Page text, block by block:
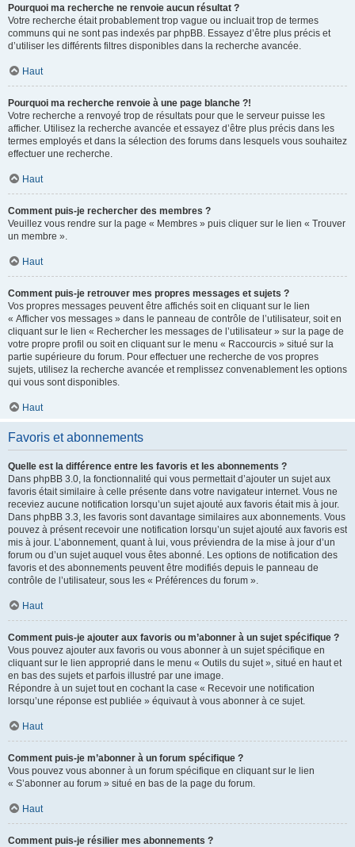
Pourquoi ma recherche ne renvoie aucun résultat ?
Votre recherche était probablement trop vague ou incluait trop de termes
communs qui ne sont pas indexés par phpBB. Essayez d’être plus précis et
d’utiliser les différents filtres disponibles dans la recherche avancée.
Haut
Pourquoi ma recherche renvoie à une page blanche ?!
Votre recherche a renvoyé trop de résultats pour que le serveur puisse les
afficher. Utilisez la recherche avancée et essayez d’être plus précis dans les
termes employés et dans la sélection des forums dans lesquels vous souhaitez
effectuer une recherche.
Haut
Comment puis-je rechercher des membres ?
Veuillez vous rendre sur la page « Membres » puis cliquer sur le lien « Trouver
un membre ».
Haut
Comment puis-je retrouver mes propres messages et sujets ?
Vos propres messages peuvent être affichés soit en cliquant sur le lien
« Afficher vos messages » dans le panneau de contrôle de l’utilisateur, soit en
cliquant sur le lien « Rechercher les messages de l’utilisateur » sur la page de
votre propre profil ou soit en cliquant sur le menu « Raccourcis » situé sur la
partie supérieure du forum. Pour effectuer une recherche de vos propres
sujets, utilisez la recherche avancée et remplissez convenablement les options
qui vous sont disponibles.
Haut
Favoris et abonnements
Quelle est la différence entre les favoris et les abonnements ?
Dans phpBB 3.0, la fonctionnalité qui vous permettait d’ajouter un sujet aux
favoris était similaire à celle présente dans votre navigateur internet. Vous ne
receviez aucune notification lorsqu’un sujet ajouté aux favoris était mis à jour.
Dans phpBB 3.3, les favoris sont davantage similaires aux abonnements. Vous
pouvez à présent recevoir une notification lorsqu’un sujet ajouté aux favoris est
mis à jour. L’abonnement, quant à lui, vous préviendra de la mise à jour d’un
forum ou d’un sujet auquel vous êtes abonné. Les options de notification des
favoris et des abonnements peuvent être modifiés depuis le panneau de
contrôle de l’utilisateur, sous les « Préférences du forum ».
Haut
Comment puis-je ajouter aux favoris ou m’abonner à un sujet spécifique ?
Vous pouvez ajouter aux favoris ou vous abonner à un sujet spécifique en
cliquant sur le lien approprié dans le menu « Outils du sujet », situé en haut et
en bas des sujets et parfois illustré par une image.
Répondre à un sujet tout en cochant la case « Recevoir une notification
lorsqu’une réponse est publiée » équivaut à vous abonner à ce sujet.
Haut
Comment puis-je m’abonner à un forum spécifique ?
Vous pouvez vous abonner à un forum spécifique en cliquant sur le lien
« S’abonner au forum » situé en bas de la page du forum.
Haut
Comment puis-je résilier mes abonnements ?